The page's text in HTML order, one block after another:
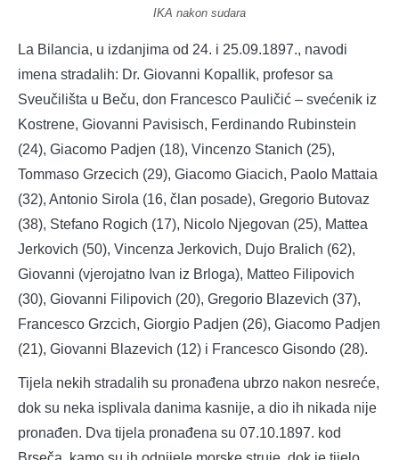
IKA nakon sudara
La Bilancia, u izdanjima od 24. i 25.09.1897., navodi
imena stradalih: Dr. Giovanni Kopallik, profesor sa
Sveučilišta u Beču, don Francesco Pauličić – svećenik iz
Kostrene, Giovanni Pavisisch, Ferdinando Rubinstein
(24), Giacomo Padjen (18), Vincenzo Stanich (25),
Tommaso Grzecich (29), Giacomo Giacich, Paolo Mattaia
(32), Antonio Sirola (16, član posade), Gregorio Butovaz
(38), Stefano Rogich (17), Nicolo Njegovan (25), Mattea
Jerkovich (50), Vincenza Jerkovich, Dujo Bralich (62),
Giovanni (vjerojatno Ivan iz Brloga), Matteo Filipovich
(30), Giovanni Filipovich (20), Gregorio Blazevich (37),
Francesco Grzcich, Giorgio Padjen (26), Giacomo Padjen
(21), Giovanni Blazevich (12) i Francesco Gisondo (28).
Tijela nekih stradalih su pronađena ubrzo nakon nesreće,
dok su neka isplivala danima kasnije, a dio ih nikada nije
pronađen. Dva tijela pronađena su 07.10.1897. kod